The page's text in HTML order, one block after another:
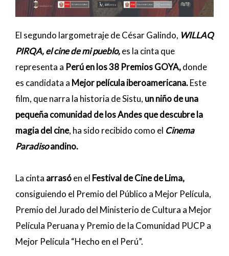
El segundo largometraje de César Galindo, WILLAQ
PIRQA, el cine de mi pueblo,es la cinta que
representa a Perú en los 38 Premios GOYA,donde
es candidata a Mejor película iberoamericana.Este
film, que narra la historia de Sistu, un niño de una
pequeña comunidad de los Andes que descubre la
magia del cine, ha sido recibido como el Cinema
Paradisoandino.
La cinta arrasóen el Festival de Cine de Lima,
consiguiendo el Premio del Público a Mejor Película,
Premio del Jurado del Ministerio de Cultura a Mejor
Película Peruana y Premio de la Comunidad PUCP a
Mejor Película “Hecho en el Perú”.